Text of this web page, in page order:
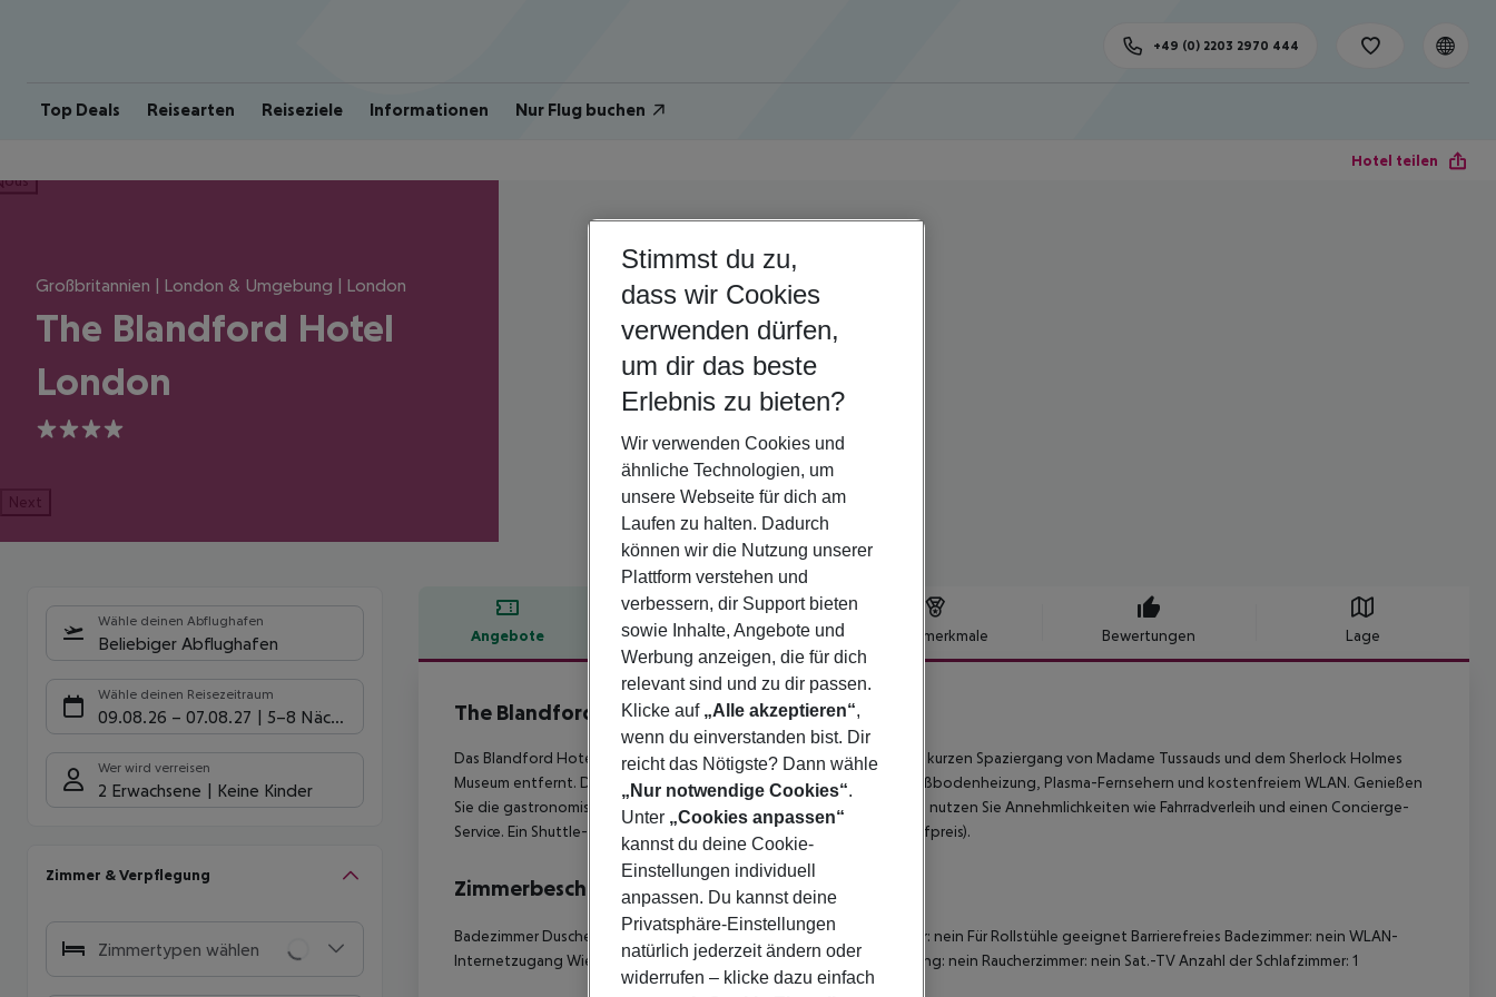
Top Deals Reisearten Reiseziele Informationen Nur Flug buchen
+49 (0) 2203 2970 444
Hotel teilen
Großbritannien | London & Umgebung | London
The Blandford Hotel
London
4
Next
Wähle deinen Abflughafen
Beliebiger Abflughafen
Wähle deinen Reisezeitraum
09.08.26 – 07.08.27 5-8 Nächte
Wer wird verreisen
2 Erwachsene Keine Kinder
Zimmer & Verpflegung
Zimmertypen wählen
Angebote Hotelbeschreibung Hotelmerkmale Bewertungen Lage
Hotelbeschreibung
The Blandford Hotel London
4
Das Blandford Hotel befindet sich im Herzen von London, nur einen kurzen Spaziergang von Madame Tussauds und dem Sherlock Holmes
Museum entfernt. Dieses Hotel bietet 34 klimatisierte Zimmer mit Fußbodenheizung, Plasma-Fernsehern und kostenfreiem WLAN. Genießen
Sie die gastronomischen Angebote im hoteleigenen Restaurant und nutzen Sie Annehmlichkeiten wie Fahrradverleih und einen Concierge-
Service. Ein Shuttle-Service in die Umgebung ist verfügbar (gegen Aufpreis).
Zimmerbeschreibung
Badezimmer Dusche Haartrockner Internetzugang: nein Wohnzimmer: nein Für Rollstühle geeignet Barrierefreies Badezimmer: nein WLAN-
Internetzugang Wiege auf Bestellung: nein Extrabetten auf Bestellung: nein Raucherzimmer: nein Sat.-TV Anzahl der Schlafzimmer: 1
Stimmst du zu,
dass wir Cookies
verwenden dürfen,
um dir das beste
Erlebnis zu bieten?
Wir verwenden Cookies und
ähnliche Technologien, um
unsere Webseite für dich am
Laufen zu halten. Dadurch
können wir die Nutzung unserer
Plattform verstehen und
verbessern, dir Support bieten
sowie Inhalte, Angebote und
Werbung anzeigen, die für dich
relevant sind und zu dir passen.
Klicke auf „Alle akzeptieren“,
wenn du einverstanden bist. Dir
reicht das Nötigste? Dann wähle
„Nur notwendige Cookies“.
Unter „Cookies anpassen“
kannst du deine Cookie-
Einstellungen individuell
anpassen. Du kannst deine
Privatsphäre-Einstellungen
natürlich jederzeit ändern oder
widerrufen – klicke dazu einfach